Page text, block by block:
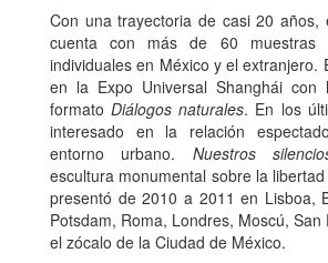
Con una trayectoria de casi 20 años,
cuenta con más de 60 muestras
individuales en México y el extranjero.
en la Expo Universal Shanghái
formatoDiálogos naturales. En los
interesado en la relación
entorno urbano. Nuestros
escultura monumental sobre la
presentó de 2010 a 2011 en Lisboa,
Potsdam, Roma, Londres, Moscú, San
el zócalo de la Ciudad de México.